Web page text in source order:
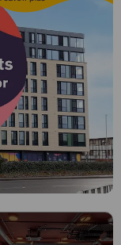
Langue